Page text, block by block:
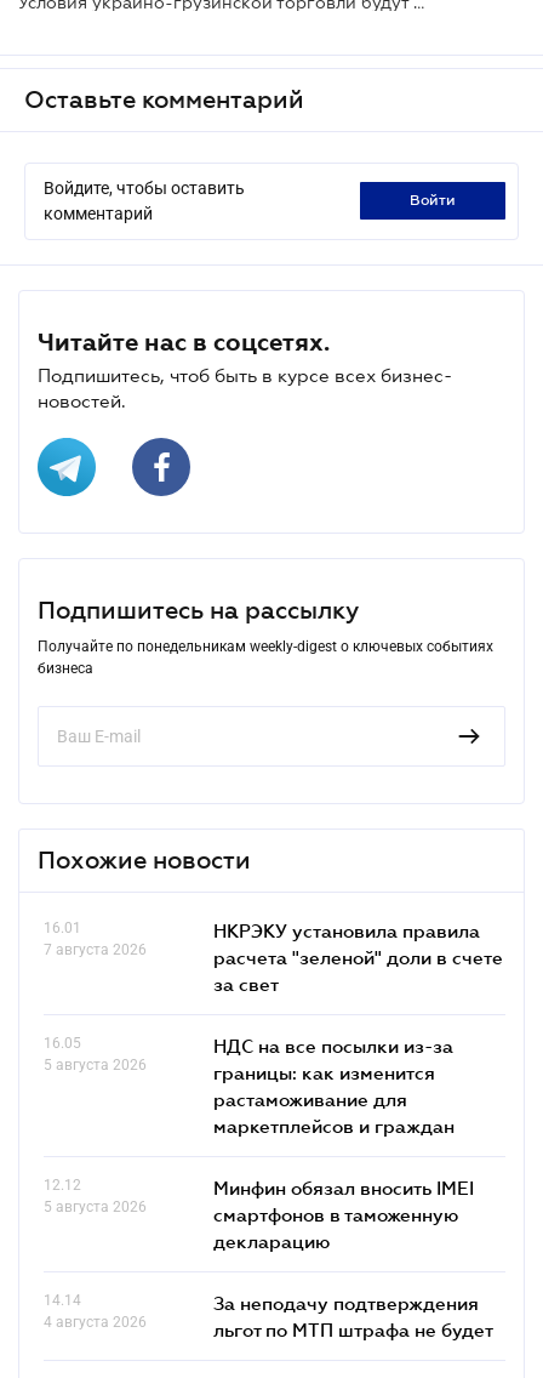
Оставьте комментарий
Войдите, чтобы оставить
комментарий
войти
Читайте нас в соцсетях.
Подпишитесь, чтоб быть в курсе всех бизнес-
новостей.
Подпишитесь на рассылку
Получайте по понедельникам weekly-digest о ключевых событиях
бизнеса
Похожие новости
16.01
7 августа 2026
НКРЭКУ установила правила
расчета "зеленой" доли в счете
за свет
16.05
5 августа 2026
НДС на все посылки из-за
границы: как изменится
растаможивание для
маркетплейсов и граждан
12.12
5 августа 2026
Минфин обязал вносить IMEI
смартфонов в таможенную
декларацию
14.14
4 августа 2026
За неподачу подтверждения
льгот по МТП штрафа не будет